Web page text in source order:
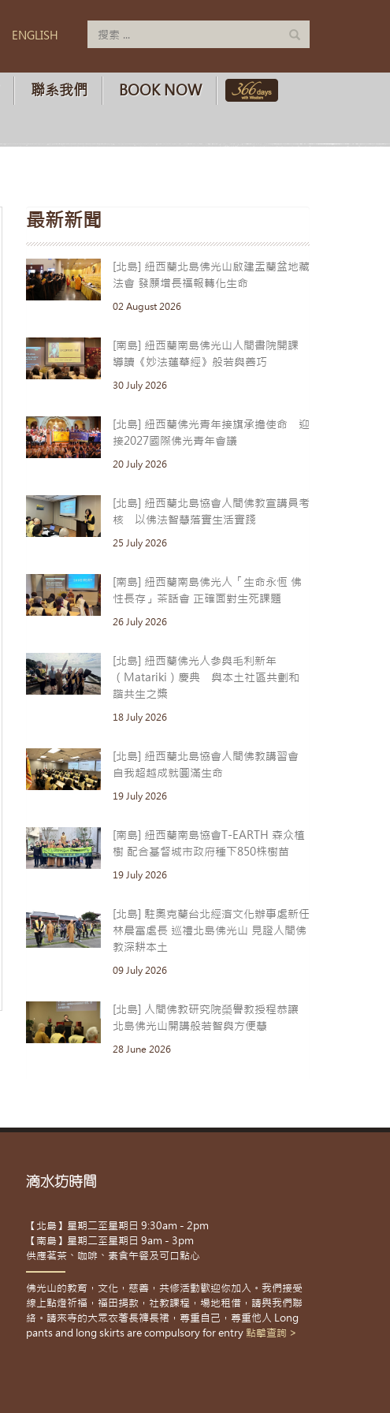
ENGLISH
聯系我們 BOOK NOW
最新新聞
[北島] 紐西蘭北島佛光山啟建盂蘭盆地藏
法會 發願增長福報轉化生命
02 August 2026
[南島] 紐西蘭南島佛光山人間書院開課
導讀《妙法蓮華經》般若與善巧
30 July 2026
[北島] 紐西蘭佛光青年接旗承擔使命 迎
接2027國際佛光青年會議
20 July 2026
[北島] 紐西蘭北島協會人間佛教宣講員考
核 以佛法智慧落實生活實踐
25 July 2026
[南島] 紐西蘭南島佛光人「生命永恆 佛
性長存」茶話會 正確面對生死課題
26 July 2026
[北島] 紐西蘭佛光人參與毛利新年
（Matariki）慶典 與本土社區共劃和
諧共生之槳
18 July 2026
[北島] 紐西蘭北島協會人間佛教講習會
自我超越成就圓滿生命
19 July 2026
[南島] 紐西蘭南島協會T-EARTH 森众植
樹 配合基督城市政府種下850株樹苗
19 July 2026
[北島] 駐奧克蘭台北經濟文化辦事處新任
林晨富處長 巡禮北島佛光山 見證人間佛
教深耕本土
09 July 2026
[北島] 人間佛教研究院榮譽教授程恭讓
北島佛光山開講般若智與方便慧
28 June 2026
滴水坊時間
【北島】星期二至星期日 9:30am - 2pm
【南島】星期二至星期日 9am - 3pm
供應茗茶、咖啡、素食午餐及可口點心
佛光山的教育，文化，慈善，共修活動歡迎你加入。我們接受
線上點燈祈福，福田捐款，社教課程，場地租借，請與我們聯
絡。請來寺的大眾衣著長褲長裙，尊重自己，尊重他人 Long
pants and long skirts are compulsory for entry 點擊查詢 >